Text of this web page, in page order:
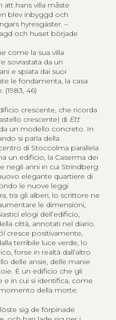
att hans villa måste
blev inbyggd och
hyresgäster. –
och huset började
come la sua villa
sovrastata da un
e spiata dai suoi
le fondamenta, la casa
(1983, 46)
crescente, che ricorda
crescente) di Ett
un modello concreto. In
si parla della
di Stoccolma parallela
un edificio, la Caserma dei
negli anni in cui Strindberg
elegante quartiere di
le nuove leggi
tra gli alberi, lo scrittore ne
le dimensioni,
elogi dell’edificio,
città, annotati nel diario.
cresce positivamente,
terribile luce verde, lo
forse in realtà dall’altro
delle ansie, delle manie
È un edificio che gli
e in cui si identifica, come
della morte:
sig de förpinade